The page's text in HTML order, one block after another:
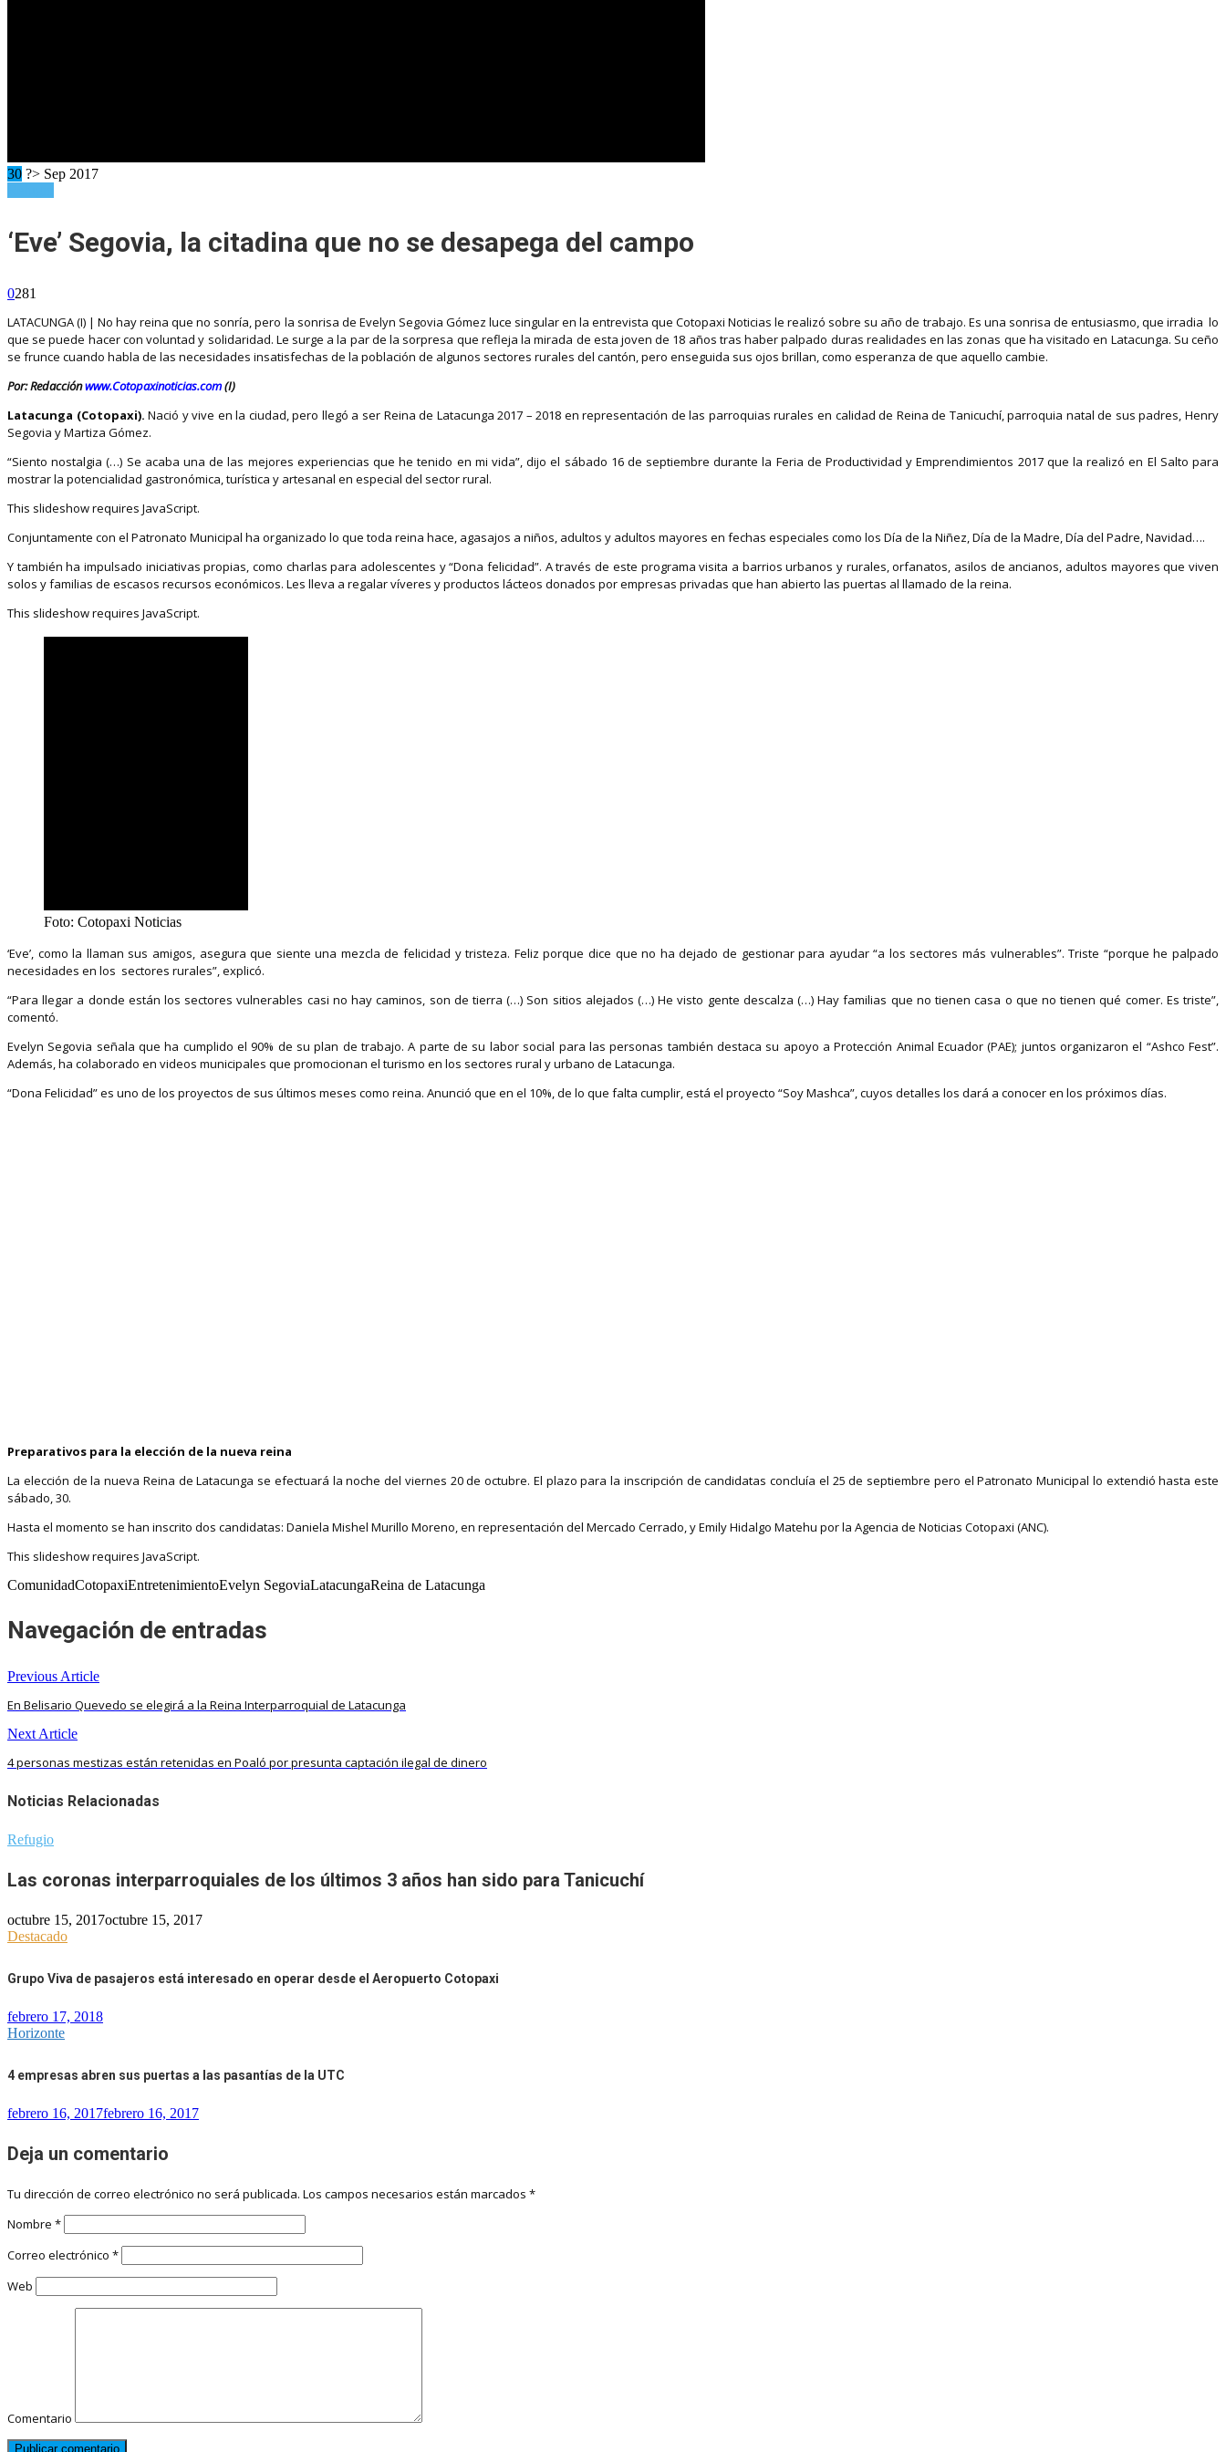
30 ?> Sep 2017
‘Eve’ Segovia, la citadina que no se desapega del campo
0281
LATACUNGA (I) | No hay reina que no sonría, pero la sonrisa de Evelyn Segovia Gómez luce singular en la entrevista que Cotopaxi Noticias le realizó sobre su año de trabajo. Es una sonrisa de entusiasmo, que irradia lo
que se puede hacer con voluntad y solidaridad. Le surge a la par de la sorpresa que refleja la mirada de esta joven de 18 años tras haber palpado duras realidades en las zonas que ha visitado en Latacunga. Su ceño
se frunce cuando habla de las necesidades insatisfechas de la población de algunos sectores rurales del cantón, pero enseguida sus ojos brillan, como esperanza de que aquello cambie.
Por: Redacciónwww.Cotopaxinoticias.com(I)
Latacunga (Cotopaxi). Nació y vive en la ciudad, pero llegó a ser Reina de Latacunga 2017 – 2018 en representación de las parroquias rurales en calidad de Reina de Tanicuchí, parroquia natal de sus padres, Henry
Segovia y Martiza Gómez.
“Siento nostalgia (…) Se acaba una de las mejores experiencias que he tenido en mi vida”, dijo el sábado 16 de septiembre durante la Feria de Productividad y Emprendimientos 2017 que la realizó en El Salto para
mostrar la potencialidad gastronómica, turística y artesanal en especial del sector rural.
This slideshow requires JavaScript.
Conjuntamente con el Patronato Municipal ha organizado lo que toda reina hace, agasajos a niños, adultos y adultos mayores en fechas especiales como los Día de la Niñez, Día de la Madre, Día del Padre, Navidad….
Y también ha impulsado iniciativas propias, como charlas para adolescentes y “Dona felicidad”. A través de este programa visita a barrios urbanos y rurales, orfanatos, asilos de ancianos, adultos mayores que viven
solos y familias de escasos recursos económicos. Les lleva a regalar víveres y productos lácteos donados por empresas privadas que han abierto las puertas al llamado de la reina.
This slideshow requires JavaScript.
Foto: Cotopaxi Noticias
‘Eve’, como la llaman sus amigos, asegura que siente una mezcla de felicidad y tristeza. Feliz porque dice que no ha dejado de gestionar para ayudar “a los sectores más vulnerables”. Triste “porque he palpado
necesidades en los sectores rurales”, explicó.
“Para llegar a donde están los sectores vulnerables casi no hay caminos, son de tierra (…) Son sitios alejados (…) He visto gente descalza (…) Hay familias que no tienen casa o que no tienen qué comer. Es triste”,
comentó.
Evelyn Segovia señala que ha cumplido el 90% de su plan de trabajo. A parte de su labor social para las personas también destaca su apoyo a Protección Animal Ecuador (PAE); juntos organizaron el “Ashco Fest”.
Además, ha colaborado en videos municipales que promocionan el turismo en los sectores rural y urbano de Latacunga.
“Dona Felicidad” es uno de los proyectos de sus últimos meses como reina. Anunció que en el 10%, de lo que falta cumplir, está el proyecto “Soy Mashca”, cuyos detalles los dará a conocer en los próximos días.
Preparativos para la elección de la nueva reina
La elección de la nueva Reina de Latacunga se efectuará la noche del viernes 20 de octubre. El plazo para la inscripción de candidatas concluía el 25 de septiembre pero el Patronato Municipal lo extendió hasta este
sábado, 30.
Hasta el momento se han inscrito dos candidatas: Daniela Mishel Murillo Moreno, en representación del Mercado Cerrado, y Emily Hidalgo Matehu por la Agencia de Noticias Cotopaxi (ANC).
This slideshow requires JavaScript.
ComunidadCotopaxiEntretenimientoEvelyn SegoviaLatacungaReina de Latacunga
Navegación de entradas
Previous Article
En Belisario Quevedo se elegirá a la Reina Interparroquial de Latacunga
Next Article
4 personas mestizas están retenidas en Poaló por presunta captación ilegal de dinero
Noticias Relacionadas
Refugio
Las coronas interparroquiales de los últimos 3 años han sido para Tanicuchí
octubre 15, 2017octubre 15, 2017
Destacado
Grupo Viva de pasajeros está interesado en operar desde el Aeropuerto Cotopaxi
febrero 17, 2018
Horizonte
4 empresas abren sus puertas a las pasantías de la UTC
febrero 16, 2017febrero 16, 2017
Deja un comentario
Tu dirección de correo electrónico no será publicada. Los campos necesarios están marcados *
Nombre *
Correo electrónico *
Web
Comentario